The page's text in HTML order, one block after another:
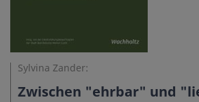
Sylvina Zander:
Zwischen "ehrbar" und